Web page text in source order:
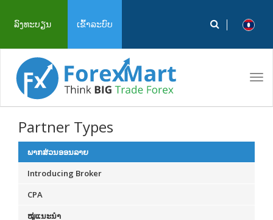
ລົງທະບຽນ ເຂົ້າລະບົບ
Partner Types
ພາກສ່ວນອອນລາຍ
Introducing Broker
CPA
ໝູ່ແນະນໍາ